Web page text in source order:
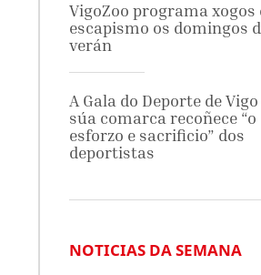
VigoZoo programa xogos
escapismo os domingos
verán
A Gala do Deporte de Vigo
súa comarca recoñece “o
esforzo e sacrificio” dos
deportistas
NOTICIAS DA SEMANA